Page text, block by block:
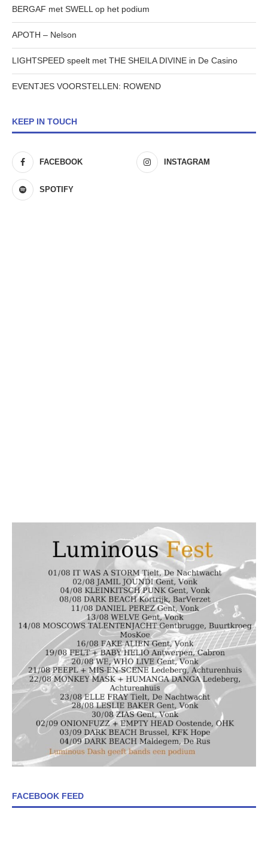
BERGAF met SWELL op het podium
APOTH – Nelson
LIGHTSPEED speelt met THE SHEILA DIVINE in De Casino
EVENTJES VOORSTELLEN: ROWEND
KEEP IN TOUCH
FACEBOOK INSTAGRAM
SPOTIFY
FACEBOOK FEED